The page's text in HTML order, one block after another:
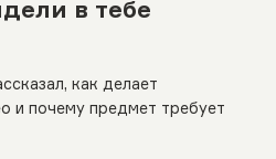
в тебе
как делает
и почему предмет требует